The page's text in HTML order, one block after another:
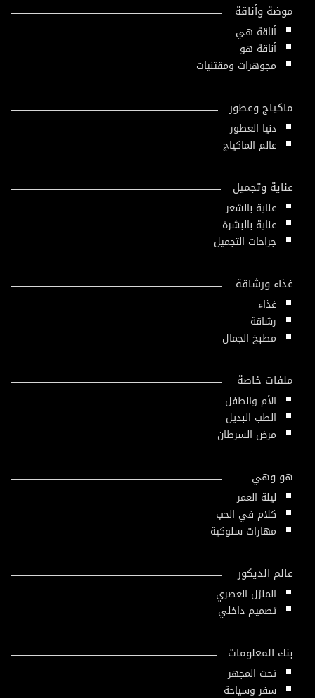
موضة وأناقة
أناقة هي
أناقة هو
مجوهرات ومقتنيات
ماكياج وعطور
دنيا العطور
عالم الماكياج
عناية وتجميل
عناية بالشعر
عناية بالبشرة
جراحات التجميل
غذاء ورشاقة
غذاء
رشاقة
مطبخ الجمال
ملفات خاصة
الأم والطفل
الطب البديل
مرض السرطان
هو وهي
ليلة العمر
كلام في الحب
مهارات سلوكية
عالم الديكور
المنزل العصري
تصميم داخلي
بنك المعلومات
تحت المجهر
سفر وسياحة